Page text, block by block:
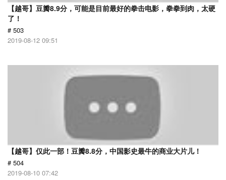
【越哥】豆瓣8.9分，可能是目前最好的拳击电影，拳拳到肉，太硬
了！
# 503
2019-08-12 09:51
【越哥】仅此一部！豆瓣8.8分，中国影史最牛的商业大片儿！
# 504
2019-08-10 07:42